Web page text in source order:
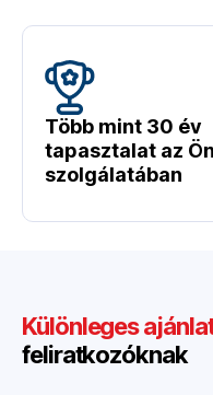
Több mint 30 év
tapasztalat az Ön
szolgálatában
Különleges
feliratkozóknak